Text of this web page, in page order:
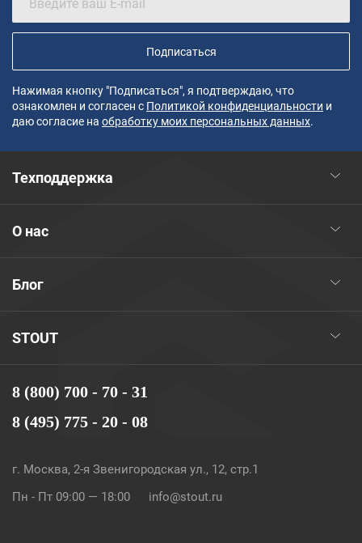
Подписаться
Нажимая кнопку "Подписаться", я подтверждаю, что
ознакомлен и согласен с Политикой конфиденциальности и
даю согласие на обработку моих персональных данных.
8 (800) 700 - 70 - 31
8 (495) 775 - 20 - 08
г. Москва, 2-я Звенигородская ул., 12, стр.1
Пн - Пт 09:00 — 18:00
info@stout.ru
STOUT
Блог
О нас
Техподдержка